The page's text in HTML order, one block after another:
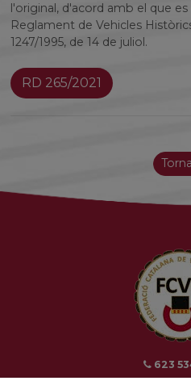
l'original, d'acord amb el que
Reglament de Vehicles
1247/1995, de 14 de juliol.
RD 265/2021
623